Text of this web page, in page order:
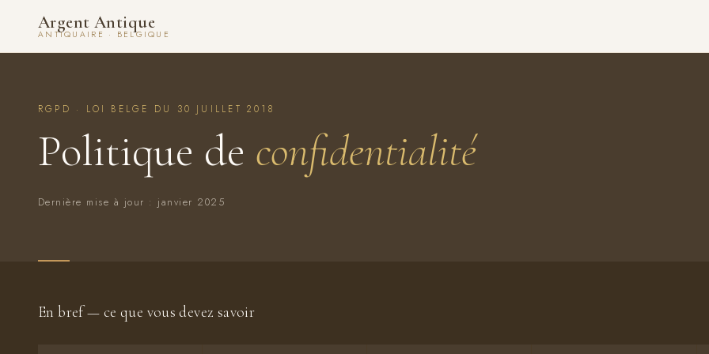
Argent Antique
ANTIQUAIRE · BELGIQUE
RGPD · LOI BELGE DU 30 JUILLET 2018
Politique de confidentialité
Dernière mise à jour : janvier 2025
En bref — ce que vous devez savoir